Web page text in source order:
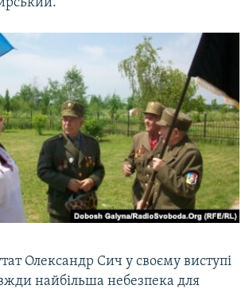
Олександр Сич у своєму виступі
найбільша небезпека для